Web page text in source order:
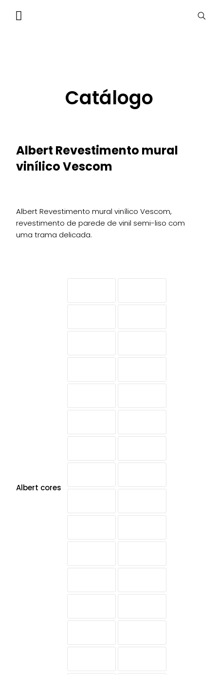
Catálogo
Albert Revestimento mural
vinílico Vescom
Albert Revestimento mural vinílico Vescom,
revestimento de parede de vinil semi-liso com
uma trama delicada.
Albert cores